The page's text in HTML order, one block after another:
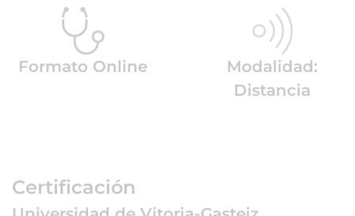
Formato Online
Modalidad:
Distancia
Certificación